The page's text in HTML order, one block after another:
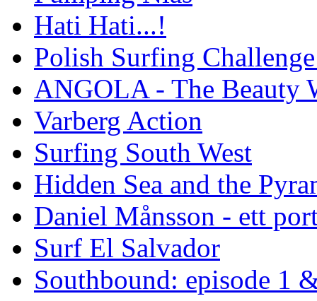
Hati Hati...!
Polish Surfing
ANGOLA - The Beauty
Varberg Action
Surfing South West
Hidden Sea and the
Daniel Månsson - ett
Surf El Salvador
Southbound: episode 1